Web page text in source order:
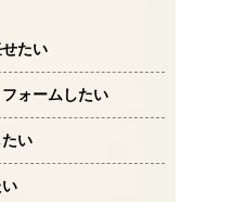
たい
ォームしたい
い